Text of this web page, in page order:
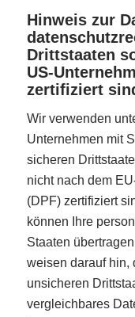
Hinweis zur
Drittstaaten
US-
zertifiziert
Wir verwenden
Unternehmen mit
sicheren
nicht nach dem
(DPF) zertifiziert
können Ihre
Staaten
weisen darauf hin,
unsicheren
vergleichbares